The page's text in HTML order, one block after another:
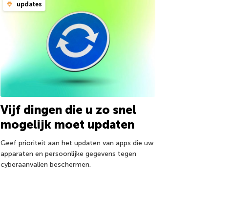
updates
Vijf dingen die u zo snel
mogelijk moet updaten
Geef prioriteit aan het updaten van apps die uw
apparaten en persoonlijke gegevens tegen
cyberaanvallen beschermen.